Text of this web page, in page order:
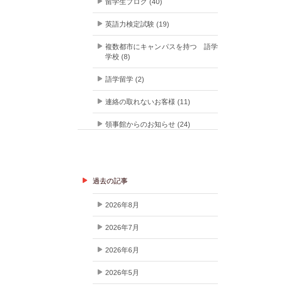
英語力検定試験 (19)
複数都市にキャンパスを持つ 語学
学校 (8)
語学留学 (2)
連絡の取れないお客様 (11)
領事館からのお知らせ (24)
過去の記事
2026年8月
2026年7月
2026年6月
2026年5月